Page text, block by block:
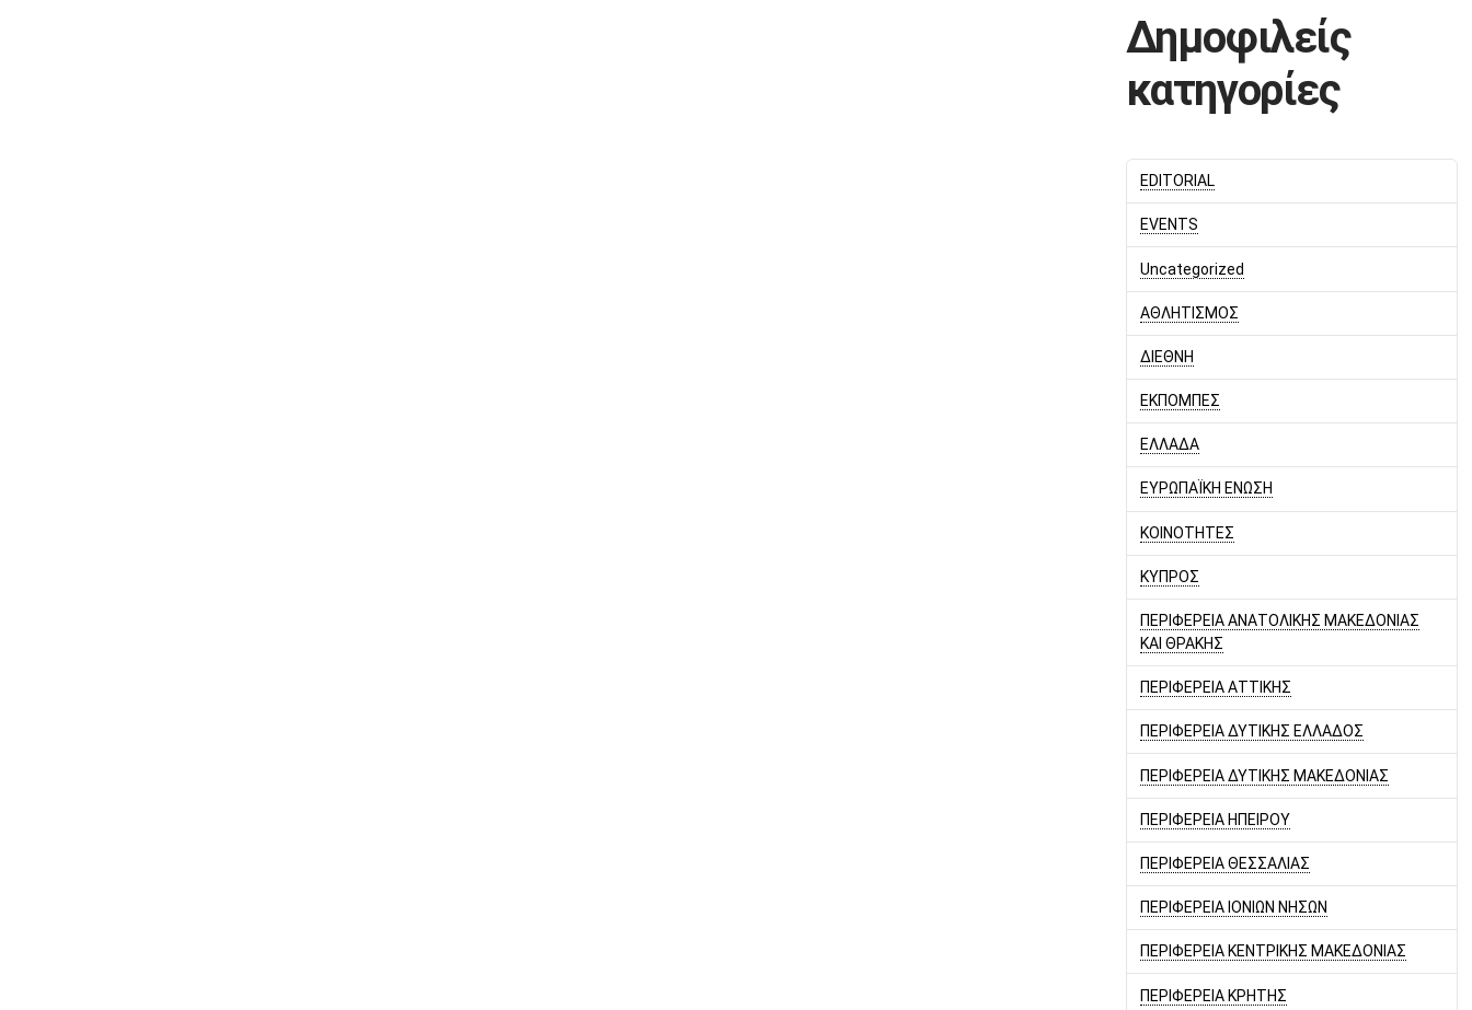
Δημοφιλείς
κατηγορίες
EDITORIAL
EVENTS
Uncategorized
ΑΘΛΗΤΙΣΜΟΣ
ΔΙΕΘΝΗ
ΕΚΠΟΜΠΕΣ
ΕΛΛΑΔΑ
ΕΥΡΩΠΑΪΚΗ ΕΝΩΣΗ
ΚΟΙΝΟΤΗΤΕΣ
ΚΥΠΡΟΣ
ΠΕΡΙΦΕΡΕΙΑ ΑΝΑΤΟΛΙΚΗΣ ΜΑΚΕΔΟΝΙΑΣ
ΚΑΙ ΘΡΑΚΗΣ
ΠΕΡΙΦΕΡΕΙΑ ΑΤΤΙΚΗΣ
ΠΕΡΙΦΕΡΕΙΑ ΔΥΤΙΚΗΣ ΕΛΛΑΔΟΣ
ΠΕΡΙΦΕΡΕΙΑ ΔΥΤΙΚΗΣ ΜΑΚΕΔΟΝΙΑΣ
ΠΕΡΙΦΕΡΕΙΑ ΗΠΕΙΡΟΥ
ΠΕΡΙΦΕΡΕΙΑ ΘΕΣΣΑΛΙΑΣ
ΠΕΡΙΦΕΡΕΙΑ ΙΟΝΙΩΝ ΝΗΣΩΝ
ΠΕΡΙΦΕΡΕΙΑ ΚΕΝΤΡΙΚΗΣ ΜΑΚΕΔΟΝΙΑΣ
ΠΕΡΙΦΕΡΕΙΑ ΚΡΗΤΗΣ